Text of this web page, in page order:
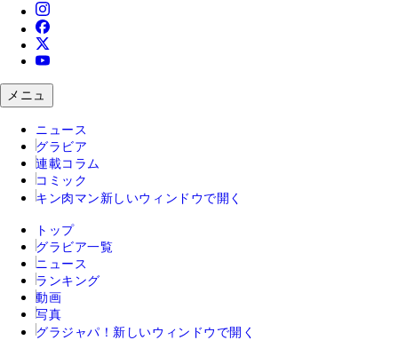
メニュ
ニュース
グラビア
連載コラム
コミック
キン肉マン 新しいウィンドウで開く
トップ
グラビア一覧
ニュース
ランキング
動画
写真
グラジャパ！ 新しいウィンドウで開く